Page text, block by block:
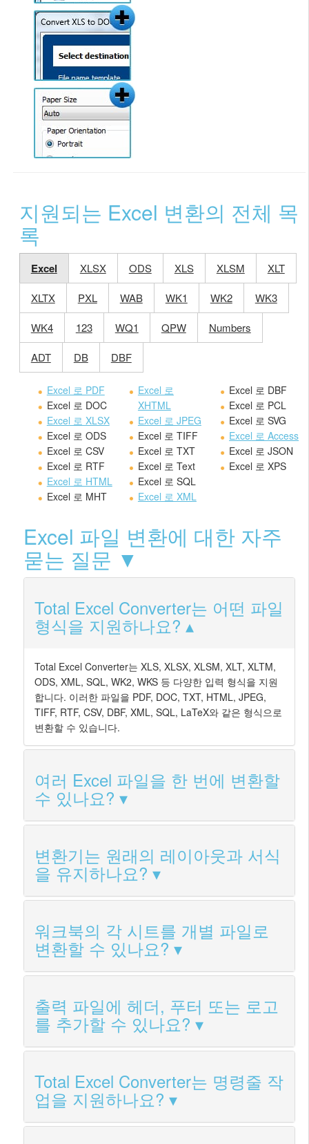
지원되는 Excel 변환의 전체 목
록
Excel XLSX ODS XLS XLSM XLT
XLTX PXL WAB WK1 WK2 WK3
WK4 123 WQ1 QPW Numbers
ADT DB DBF
Excel 로 PDF
Excel 로 DOC
Excel 로 XLSX
Excel 로 ODS
Excel 로 CSV
Excel 로 RTF
Excel 로 HTML
Excel 로 MHT
Excel 로
XHTML
Excel 로 JPEG
Excel 로 TIFF
Excel 로 TXT
Excel 로 Text
Excel 로 SQL
Excel 로 XML
Excel 로 DBF
Excel 로 PCL
Excel 로 SVG
Excel 로 Access
Excel 로 JSON
Excel 로 XPS
Excel 파일 변환에 대한 자주
묻는 질문 ▼
Total Excel Converter는 어떤 파일
형식을 지원하나요?
Total Excel Converter는 XLS, XLSX, XLSM, XLT, XLTM,
ODS, XML, SQL, WK2, WKS 등 다양한 입력 형식을 지원
합니다. 이러한 파일을 PDF, DOC, TXT, HTML, JPEG,
TIFF, RTF, CSV, DBF, XML, SQL, LaTeX와 같은 형식으로
변환할 수 있습니다.
여러 Excel 파일을 한 번에 변환할
수 있나요?
변환기는 원래의 레이아웃과 서식
을 유지하나요?
워크북의 각 시트를 개별 파일로
변환할 수 있나요?
출력 파일에 헤더, 푸터 또는 로고
를 추가할 수 있나요?
Total Excel Converter는 명령줄 작
업을 지원하나요?